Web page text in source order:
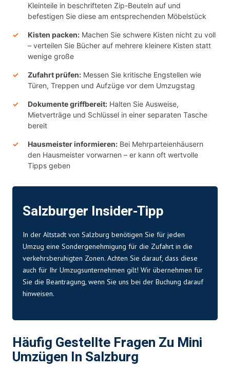
Kleinteile in beschrifteten Zip-Beuteln auf und
befestigen Sie diese am entsprechenden Möbelstück
Kisten packen: Machen Sie schwere Kisten nicht zu voll
– verteilen Sie Bücher auf mehrere kleinere Kisten statt
wenige große
Zufahrt prüfen: Messen Sie kritische Engstellen wie
Türen, Treppen und Aufzüge vor dem Umzugstag
Dokumente griffbereit: Halten Sie Ausweise,
Mietverträge und Schlüssel in einer separaten Tasche
bereit
Hausmeister informieren: Bei Mehrparteienhäusern
den Hausmeister vorwarnen – er kann oft wertvolle
Tipps geben
Salzburger Insider-Tipp
In der Altstadt von Salzburg benötigen Sie für jeden
Umzug eine Sondergenehmigung für die Zufahrt in die
verkehrsberuhigten Zonen. Achten Sie darauf, dass diese
auch für Ihr Umzugsunternehmen gilt! Wir übernehmen für
Sie die Beantragung, wenn Sie uns bei der Buchung darauf
hinweisen.
Häufig Gestellte Fragen Zu Mini
Umzügen In Salzburg